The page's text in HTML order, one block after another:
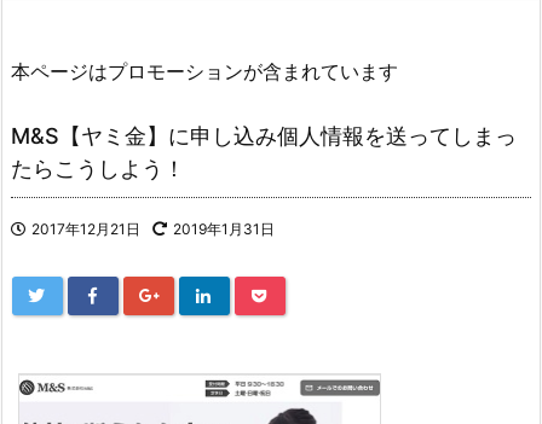
本ページはプロモーションが含まれています
M&S【ヤミ金】に申し込み個人情報を送ってしまっ
たらこうしよう！
2017年12月21日 2019年1月31日